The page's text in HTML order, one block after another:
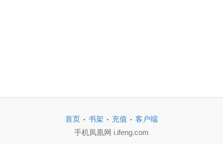
首页 · 书架 · 充值 · 客户端
手机凤凰网 i.ifeng.com